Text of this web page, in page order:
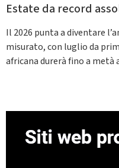
Estate da record
Il 2026 punta a diventare
misurato, con luglio da
africana durerà fino a